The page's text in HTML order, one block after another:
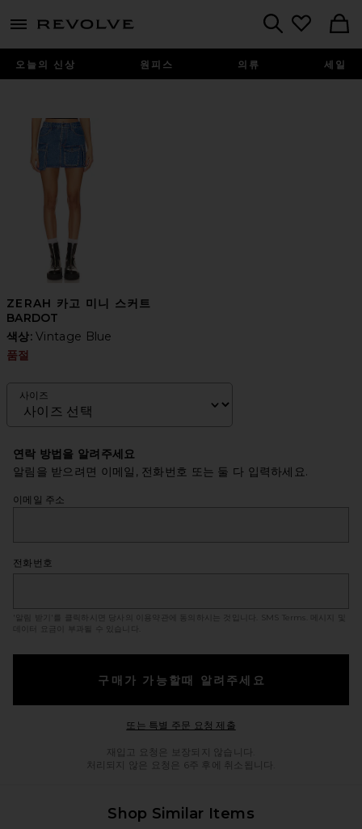
menu - shows more content
오늘의 신상 원피스 의류 세일
ZERAH 카고 미니 스커트
BARDOT
색상:Vintage Blue
품절
사이즈
연락 방법을 알려주세요
알림을 받으려면 이메일, 전화번호 또는 둘 다 입력하세요.
이메일 주소
전화번호
'알림 받기'를 클릭하시면 당사의 이용약관에 동의하시는 것입니다. SMS Terms
. 메시지 및
데이터 요금이 부과될 수 있습니다.
구매가 가능할때 알려주세요
또는 특별 주문 요청 제출Opens in a modal window
재입고 요청은 보장되지 않습니다.
처리되지 않은 요청은 6주 후에 취소됩니다.
Shop Similar Items